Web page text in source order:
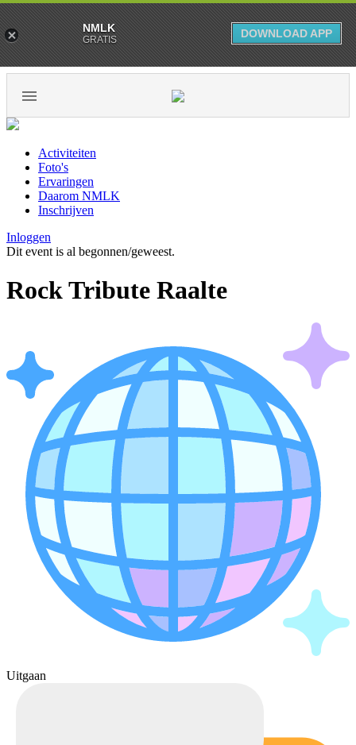
Activiteiten
Foto's
Ervaringen
Daarom NMLK
Inschrijven
Inloggen
Dit event is al begonnen/geweest.
Rock Tribute Raalte
Uitgaan
NMLK
GRATIS DOWNLOAD APP